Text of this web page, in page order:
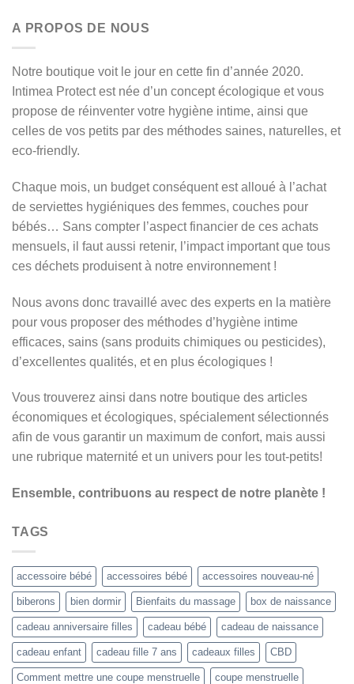
A PROPOS DE NOUS
Notre boutique voit le jour en cette fin d’année 2020.
Intimea Protect est née d’un concept écologique et vous
propose de réinventer votre hygiène intime, ainsi que
celles de vos petits par des méthodes saines, naturelles, et
eco-friendly.
Chaque mois, un budget conséquent est alloué à l’achat
de serviettes hygiéniques des femmes, couches pour
bébés… Sans compter l’aspect financier de ces achats
mensuels, il faut aussi retenir, l’impact important que tous
ces déchets produisent à notre environnement !
Nous avons donc travaillé avec des experts en la matière
pour vous proposer des méthodes d’hygiène intime
efficaces, sains (sans produits chimiques ou pesticides),
d’excellentes qualités, et en plus écologiques !
Vous trouverez ainsi dans notre boutique des articles
économiques et écologiques, spécialement sélectionnés
afin de vous garantir un maximum de confort, mais aussi
une rubrique maternité et un univers pour les tout-petits!
Ensemble, contribuons au respect de notre planète !
TAGS
accessoire bébé accessoires bébé accessoires nouveau-né
biberons bien dormir Bienfaits du massage box de naissance
cadeau anniversaire filles cadeau bébé cadeau de naissance
cadeau enfant cadeau fille 7 ans cadeaux filles CBD
Comment mettre une coupe menstruelle coupe menstruelle